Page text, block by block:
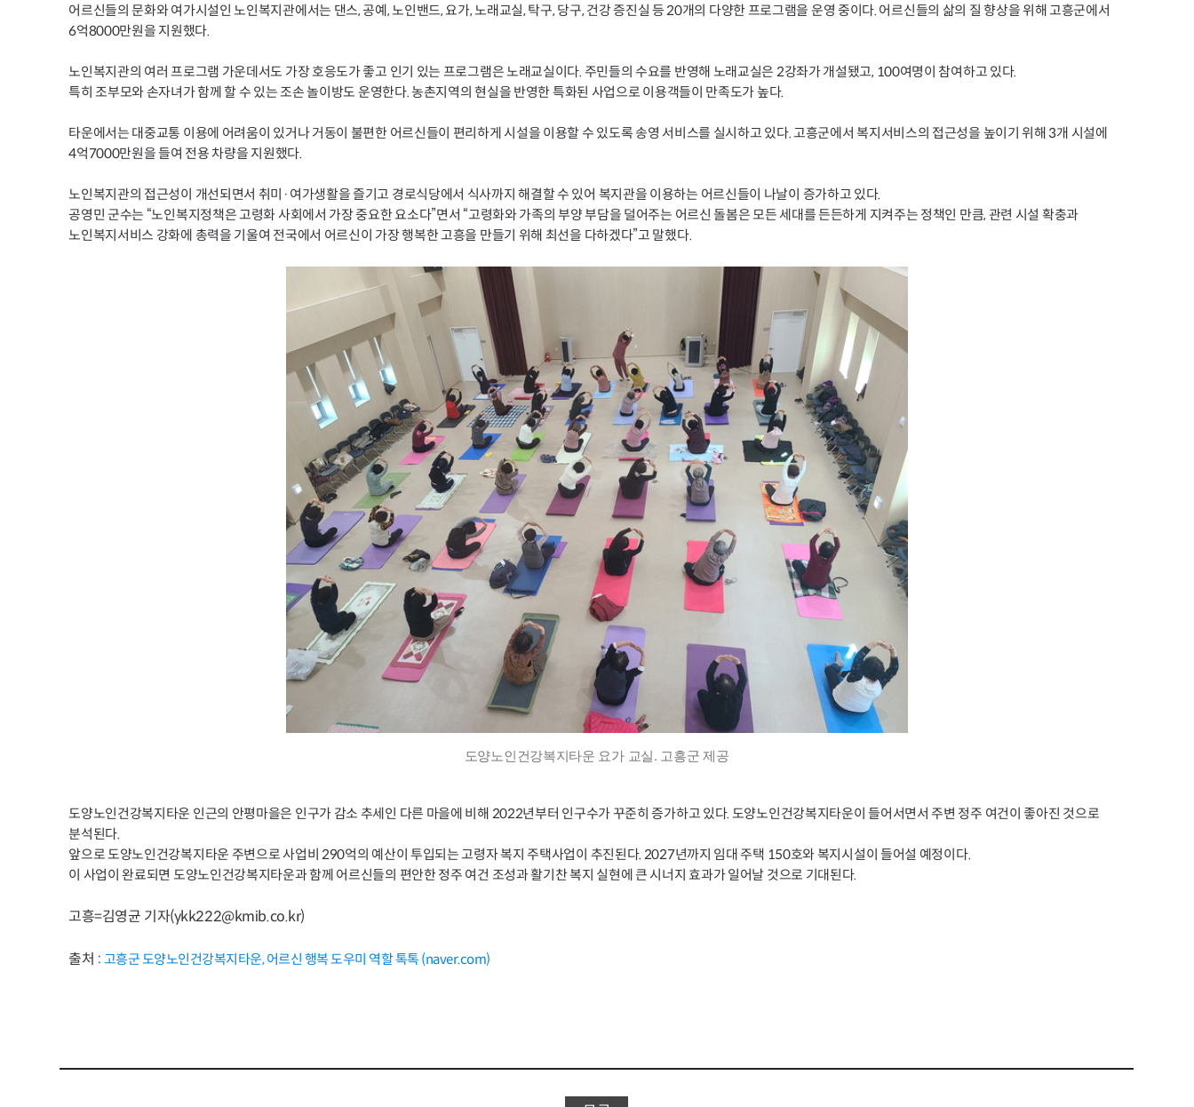
어르신들의 문화와 여가시설인 노인복지관에서는 댄스, 공예, 노인밴드, 요가, 노래교실, 탁구, 당구, 건강 증진실 등 20개의 다양한 프로그램을 운영 중이다. 어르신들의 삶의 질 향상을 위해 고흥군에서
6억8000만원을 지원했다.
노인복지관의 여러 프로그램 가운데서도 가장 호응도가 좋고 인기 있는 프로그램은 노래교실이다. 주민들의 수요를 반영해 노래교실은 2강좌가 개설됐고, 100여명이 참여하고 있다.
특히 조부모와 손자녀가 함께 할 수 있는 조손 놀이방도 운영한다. 농촌지역의 현실을 반영한 특화된 사업으로 이용객들이 만족도가 높다.
타운에서는 대중교통 이용에 어려움이 있거나 거동이 불편한 어르신들이 편리하게 시설을 이용할 수 있도록 송영 서비스를 실시하고 있다. 고흥군에서 복지서비스의 접근성을 높이기 위해 3개 시설에
4억7000만원을 들여 전용 차량을 지원했다.
노인복지관의 접근성이 개선되면서 취미·여가생활을 즐기고 경로식당에서 식사까지 해결할 수 있어 복지관을 이용하는 어르신들이 나날이 증가하고 있다.
공영민 군수는 “노인복지정책은 고령화 사회에서 가장 중요한 요소다”면서 “고령화와 가족의 부양 부담을 덜어주는 어르신 돌봄은 모든 세대를 든든하게 지켜주는 정책인 만큼, 관련 시설 확충과
노인복지서비스 강화에 총력을 기울여 전국에서 어르신이 가장 행복한 고흥을 만들기 위해 최선을 다하겠다”고 말했다.
도양노인건강복지타운 요가 교실. 고흥군 제공
도양노인건강복지타운 인근의 안평마을은 인구가 감소 추세인 다른 마을에 비해 2022년부터 인구수가 꾸준히 증가하고 있다. 도양노인건강복지타운이 들어서면서 주변 정주 여건이 좋아진 것으로
분석된다.
앞으로 도양노인건강복지타운 주변으로 사업비 290억의 예산이 투입되는 고령자 복지 주택사업이 추진된다. 2027년까지 임대 주택 150호와 복지시설이 들어설 예정이다.
이 사업이 완료되면 도양노인건강복지타운과 함께 어르신들의 편안한 정주 여건 조성과 활기찬 복지 실현에 큰 시너지 효과가 일어날 것으로 기대된다.
고흥=김영균 기자(ykk222@kmib.co.kr)
출처 : 고흥군 도양노인건강복지타운, 어르신 행복 도우미 역할 톡톡 (naver.com)